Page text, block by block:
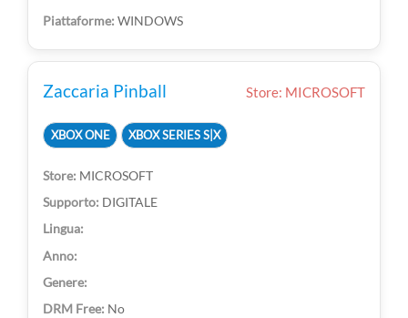
WINDOWS
Zaccaria Pinball Store: MICROSOFT
XBOX ONE XBOX SERIES S|X
MICROSOFT
DIGITALE
No